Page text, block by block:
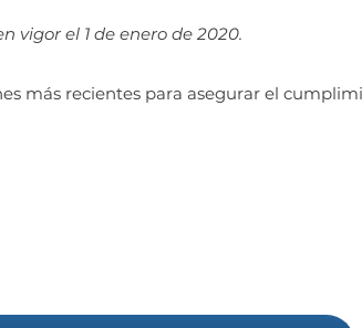
vigor el 1 de enero de 2020.
más recientes para asegurar el